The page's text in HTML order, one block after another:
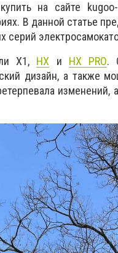
на сайте
В данной статье
X1, HX и HX PRO.
дизайн, а также
изменений,